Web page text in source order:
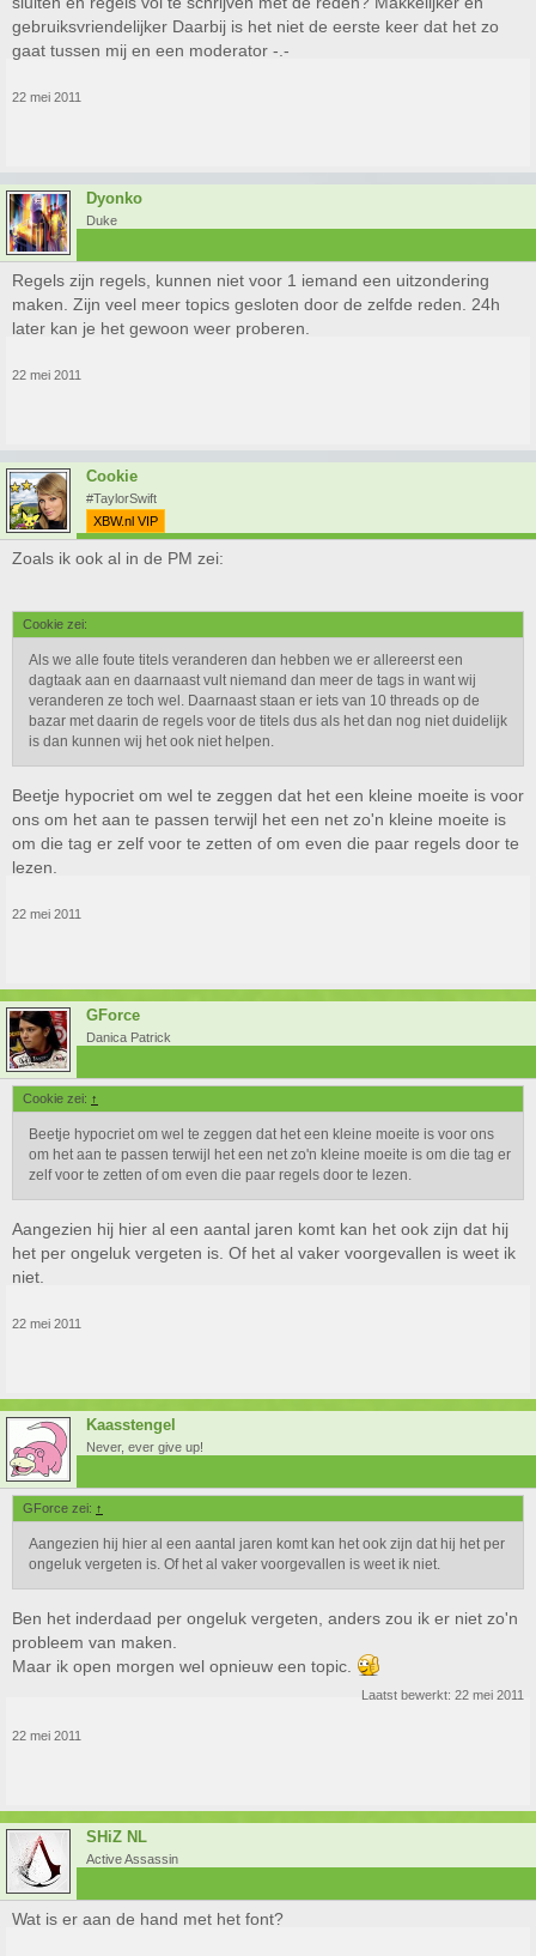
gebruiksvriendelijker Daarbij is het niet de eerste keer dat het zo
gaat tussen mij en een moderator -.-
22 mei 2011
Dyonko
Duke
Regels zijn regels, kunnen niet voor 1 iemand een uitzondering
maken. Zijn veel meer topics gesloten door de zelfde reden. 24h
later kan je het gewoon weer proberen.
22 mei 2011
Cookie
#TaylorSwift
XBW.nl VIP
Zoals ik ook al in de PM zei:
Cookie zei:
Als we alle foute titels veranderen dan hebben we er allereerst een
dagtaak aan en daarnaast vult niemand dan meer de tags in want wij
veranderen ze toch wel. Daarnaast staan er iets van 10 threads op de
bazar met daarin de regels voor de titels dus als het dan nog niet duidelijk
is dan kunnen wij het ook niet helpen.
Beetje hypocriet om wel te zeggen dat het een kleine moeite is voor
ons om het aan te passen terwijl het een net zo'n kleine moeite is
om die tag er zelf voor te zetten of om even die paar regels door te
lezen.
22 mei 2011
GForce
Danica Patrick
Cookie zei: ↑
Beetje hypocriet om wel te zeggen dat het een kleine moeite is voor ons
om het aan te passen terwijl het een net zo'n kleine moeite is om die tag er
zelf voor te zetten of om even die paar regels door te lezen.
Aangezien hij hier al een aantal jaren komt kan het ook zijn dat hij
het per ongeluk vergeten is. Of het al vaker voorgevallen is weet ik
niet.
22 mei 2011
Kaasstengel
Never, ever give up!
GForce zei: ↑
Aangezien hij hier al een aantal jaren komt kan het ook zijn dat hij het per
ongeluk vergeten is. Of het al vaker voorgevallen is weet ik niet.
Ben het inderdaad per ongeluk vergeten, anders zou ik er niet zo'n
probleem van maken.
Maar ik open morgen wel opnieuw een topic.
Laatst bewerkt: 22 mei 2011
22 mei 2011
SHiZ NL
Active Assassin
Wat is er aan de hand met het font?